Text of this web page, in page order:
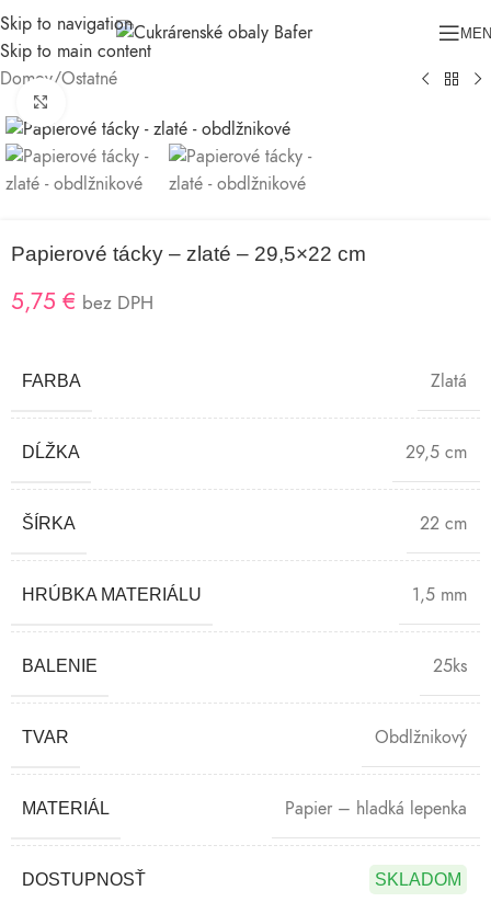
Skip to navigation
Skip to main content
Domov/Ostatné
Papierové tácky – zlaté – 29,5×22 cm
5,75 € bez DPH
FARBA Zlatá
DĹŽKA 29,5 cm
ŠÍRKA 22 cm
HRÚBKA MATERIÁLU 1,5 mm
BALENIE 25ks
TVAR Obdlžnikový
MATERIÁL Papier – hladká lepenka
DOSTUPNOSŤ SKLADOM